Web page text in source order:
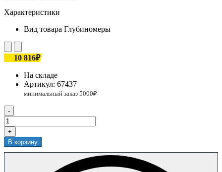
Характеристики
Вид товара Глубиномеры
10 816₽
На складе
Артикул: 67437
-
+
В корзину